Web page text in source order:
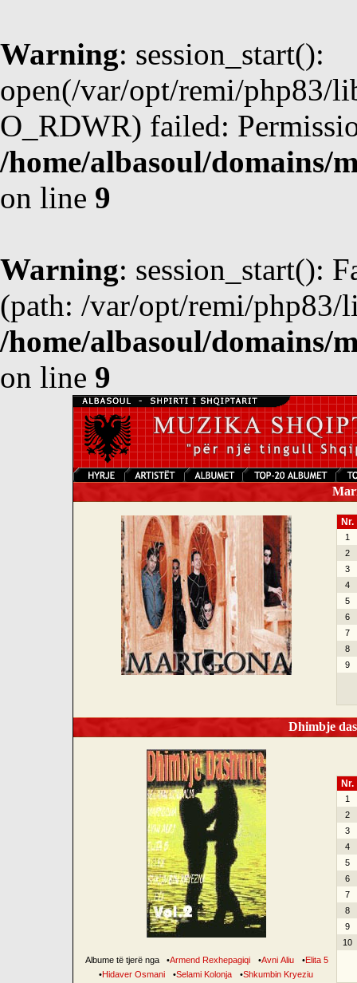
Warning: session_start():
open(/var/opt/remi/php83/
O_RDWR) failed:
/home/albasoul/domains/
on line 9
Warning: session_start():
(path: /var/opt/remi/php83/
/home/albasoul/domains/
on line 9
Nr.
1
2
3
4
5
6
7
8
9
Dhimbje
Albume të tjerë nga •Armend Rexhepagiqi •Avni Aliu •Elita 5
•Hidaver Osmani •Selami Kolonja •Shkumbin Kryeziu
Nr.
1
2
3
4
5
6
7
8
9
10